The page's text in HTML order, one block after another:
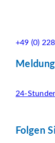
+49 (0)
24-
Folgen